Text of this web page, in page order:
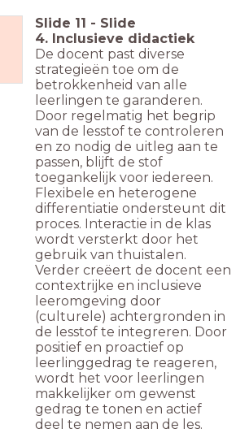
Slide 11 - Slide
4. Inclusieve didactiek
De docent past diverse
strategieën toe om de
betrokkenheid van alle
leerlingen te garanderen.
Door regelmatig het begrip
van de lesstof te controleren
en zo nodig de uitleg aan te
passen, blijft de stof
toegankelijk voor iedereen.
Flexibele en heterogene
differentiatie ondersteunt dit
proces. Interactie in de klas
wordt versterkt door het
gebruik van thuistalen.
Verder creëert de docent een
contextrijke en inclusieve
leeromgeving door
(culturele) achtergronden in
de lesstof te integreren. Door
positief en proactief op
leerlinggedrag te reageren,
wordt het voor leerlingen
makkelijker om gewenst
gedrag te tonen en actief
deel te nemen aan de les.